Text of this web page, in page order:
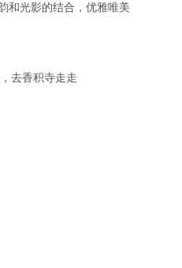
和光影的结合，优雅唯美
去香积寺走走